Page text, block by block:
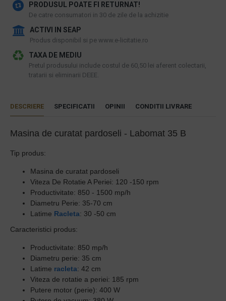
PRODUSUL POATE FI RETURNAT!
De catre consumatori in 30 de zile de la achizitie
ACTIVI IN SEAP
Produs disponibil si pe www.e-licitatie.ro
TAXA DE MEDIU
Pretul produsului include costul de 60,50 lei aferent colectarii,
tratarii si eliminarii DEEE.
DESCRIERE SPECIFICATII OPINII CONDITII LIVRARE
Masina de curatat pardoseli - Labomat 35 B
Tip produs:
Masina de curatat pardoseli
Viteza De Rotatie A Periei: 120 -150 rpm
Productivitate: 850 - 1500 mp/h
Diametru Perie: 35-70 cm
Latime Racleta: 30 -50 cm
Caracteristici produs:
Productivitate: 850 mp/h
Diametru perie: 35 cm
Latime racleta: 42 cm
Viteza de rotatie a periei: 185 rpm
Putere motor (perie): 400 W